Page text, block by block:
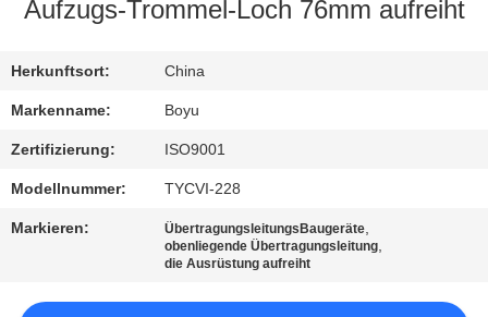
SIE
MIT
UNS
IN
VERBINDUNG
Aufzugs-Trommel-Loch 76mm aufreiht
Herkunftsort: China
Markenname: Boyu
Zertifizierung: ISO9001
Modellnummer: TYCVI-228
Markieren: ÜbertragungsleitungsBaugeräte,
obenliegende Übertragungsleitung,
die Ausrüstung aufreiht